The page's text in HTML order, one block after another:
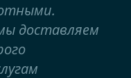
доставляем